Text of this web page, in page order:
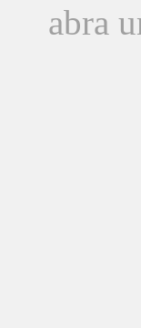
abra